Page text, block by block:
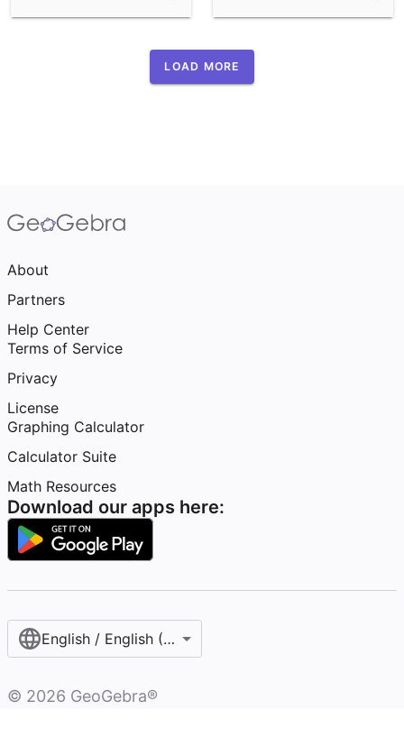
16
Zadanie 31.
LOAD MORE
About
Partners
Help Center
Terms of Service
Privacy
License
Graphing Calculator
Calculator Suite
Math Resources
Download our apps here:
English / English (United States)
© 2026 GeoGebra®